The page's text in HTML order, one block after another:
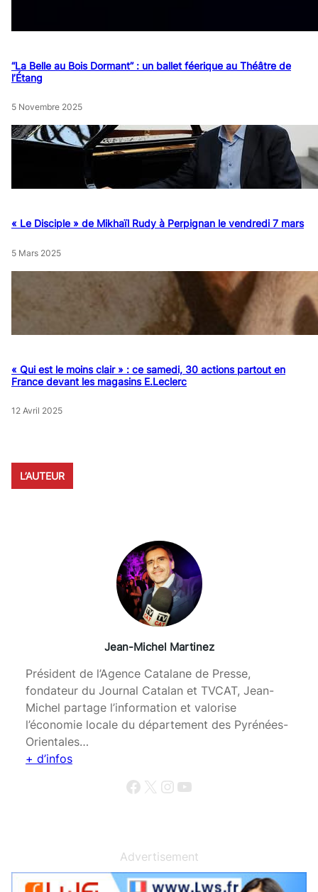
“La Belle au Bois Dormant” : un ballet féerique au Théâtre de
l’Étang
5 Novembre 2025
« Le Disciple » de Mikhaïl Rudy à Perpignan le vendredi 7 mars
5 Mars 2025
« Qui est le moins clair » : ce samedi, 30 actions partout en
France devant les magasins E.Leclerc
12 Avril 2025
L’AUTEUR
Jean-Michel Martinez
Président de l’Agence Catalane de Presse,
fondateur du Journal Catalan et TVCAT, Jean-
Michel partage l’information et valorise
l’économie locale du département des Pyrénées-
Orientales…
+ d’infos
Facebook X Instagram YouTube
Advertisement